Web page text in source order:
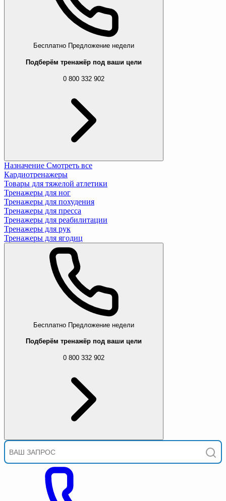
Бесплатно Предложение недели
Подберём тренажёр под ваши цели
0 800 332 902
Назначение Смотреть все
Кардиотренажеры
Товары для тяжелой атлетики
Тренажеры для ног
Тренажеры для похудения
Тренажеры для пресса
Тренажеры для реабилитации
Тренажеры для рук
Тренажеры для ягодиц
Бесплатно Предложение недели
Подберём тренажёр под ваши цели
0 800 332 902